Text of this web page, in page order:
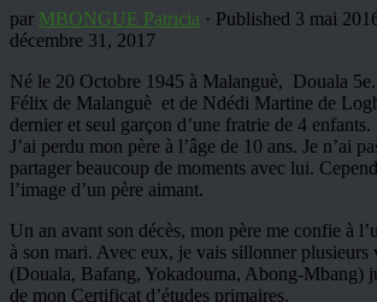
par MBONGUE Patricia · Published 3 mai
décembre 31, 2017
Né le 20 Octobre 1945 à Malanguè, Douala
Félix de Malanguè et de Ndédi Martine de
dernier et seul garçon d’une fratrie de 4 enfants.
J’ai perdu mon père à l’âge de 10 ans. Je n’ai
partager beaucoup de moments avec lui.
l’image d’un père aimant.
Un an avant son décès, mon père me confie à
à son mari. Avec eux, je vais sillonner plusieurs
(Douala, Bafang, Yokadouma, Abong-Mbang)
de mon Certificat d’études primaires.